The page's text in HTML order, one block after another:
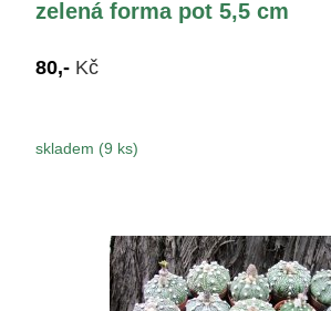
zelená forma pot 5,5 cm
80,- Kč
skladem (9 ks)